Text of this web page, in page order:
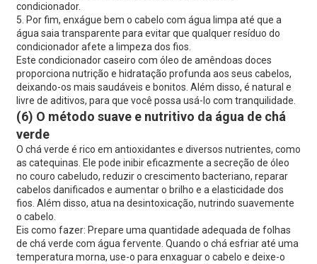
condicionador.
5. Por fim, enxágue bem o cabelo com água limpa até que a
água saia transparente para evitar que qualquer resíduo do
condicionador afete a limpeza dos fios.
Este condicionador caseiro com óleo de amêndoas doces
proporciona nutrição e hidratação profunda aos seus cabelos,
deixando-os mais saudáveis ​​e bonitos. Além disso, é natural e
livre de aditivos, para que você possa usá-lo com tranquilidade.
(6) O método suave e nutritivo da água de chá
verde
O chá verde é rico em antioxidantes e diversos nutrientes, como
as catequinas. Ele pode inibir eficazmente a secreção de óleo
no couro cabeludo, reduzir o crescimento bacteriano, reparar
cabelos danificados e aumentar o brilho e a elasticidade dos
fios. Além disso, atua na desintoxicação, nutrindo suavemente
o cabelo.
Eis como fazer: Prepare uma quantidade adequada de folhas
de chá verde com água fervente. Quando o chá esfriar até uma
temperatura morna, use-o para enxaguar o cabelo e deixe-o